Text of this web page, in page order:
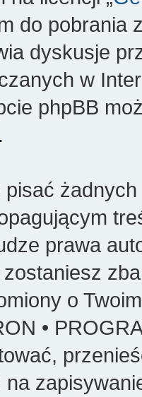
do pobrania
dyskusje
w
phpBB
.
prawa
o
•